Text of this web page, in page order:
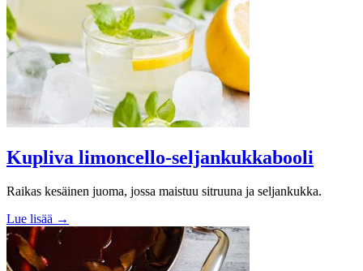
Kupliva limoncello-seljankukkabooli
Raikas kesäinen juoma, jossa maistuu sitruuna ja seljankukka.
Lue lisää →